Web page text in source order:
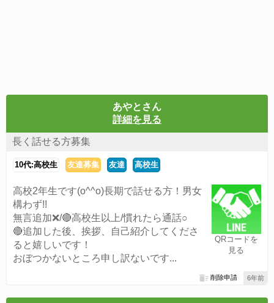
あやとさん
詳細を見る
長く話せる方募集
10代:高校生 友達募集 友達 高校生
QRコードを
見る
高校2年生です(o^^o)長期で話せる方！男女
構わず!!
無言追加❌/🔴高校生以上/慣れたら通話○
🔴追加した後、挨拶、自己紹介してくださ
ると嬉しいです！
おぼつかないところ申し訳ないです...
6年前
削除申請